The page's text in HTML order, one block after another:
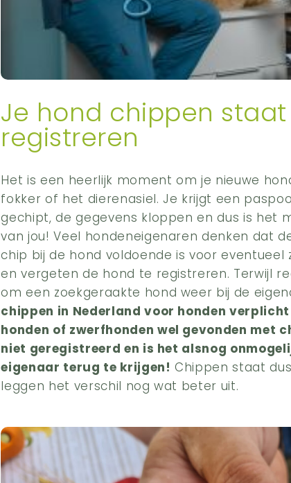
Je hond chippen
registreren
Het is een heerlijk moment om je nieuwe
fokker of het dierenasiel. Je krijgt een
gechipt, de gegevens kloppen en dus is het
van jou! Veel hondeneigenaren denken dat
chip bij de hond voldoende is voor eventueel
en vergeten de hond te registreren. Terwijl
om een zoekgeraakte hond weer bij de
chippen in Nederland voor honden
honden of zwerfhonden wel gevonden met
niet geregistreerd en is het alsnog
eigenaar terug te krijgen! Chippen staat
leggen het verschil nog wat beter uit.